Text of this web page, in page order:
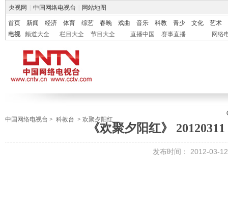
央视网 中国网络电视台 网站地图
首页 新闻 经济 体育 综艺 春晚 戏曲 音乐 科教 青少 文化
艺术
电视
频道大全 栏目大全 节目大全 直播中国 赛事直播 网络
中国网络电视台 > 科教台 > 欢聚夕阳红
《欢聚夕阳红》
发布时间： 2012-03-